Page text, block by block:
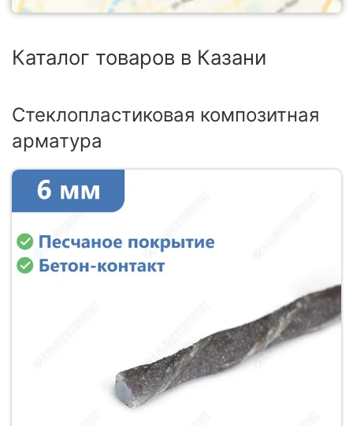
Каталог товаров в Казани
Стеклопластиковая композитная
арматура